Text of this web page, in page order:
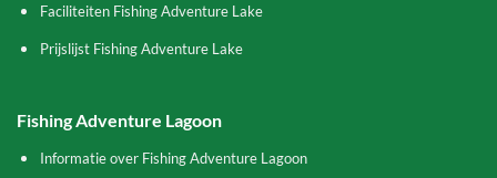
Faciliteiten Fishing Adventure Lake
Prijslijst Fishing Adventure Lake
Fishing Adventure Lagoon
Informatie over Fishing Adventure Lagoon